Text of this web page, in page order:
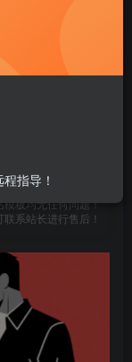
可保存购买订单
费下载全站资源！
模板均无任何问题！
系站长进行售后！
指导！